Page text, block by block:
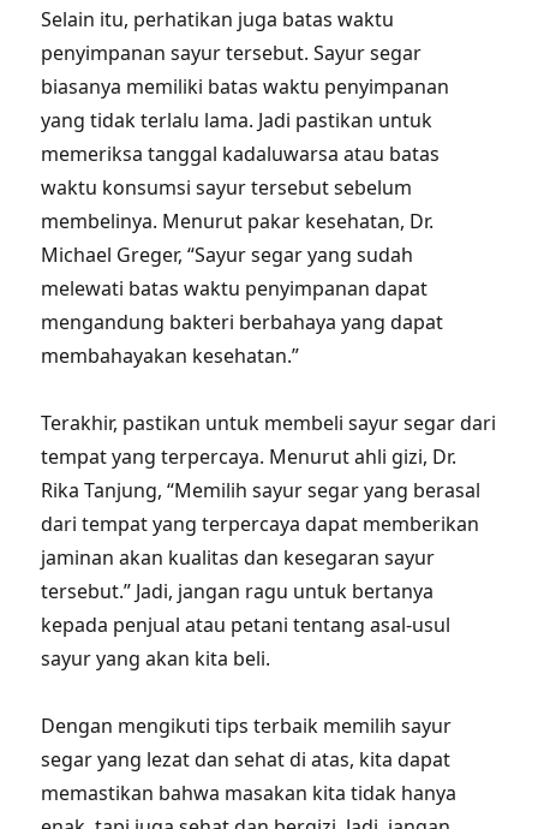
Selain itu, perhatikan juga batas waktu
penyimpanan sayur tersebut. Sayur segar
biasanya memiliki batas waktu penyimpanan
yang tidak terlalu lama. Jadi pastikan untuk
memeriksa tanggal kadaluwarsa atau batas
waktu konsumsi sayur tersebut sebelum
membelinya. Menurut pakar kesehatan, Dr.
Michael Greger, “Sayur segar yang sudah
melewati batas waktu penyimpanan dapat
mengandung bakteri berbahaya yang dapat
membahayakan kesehatan.”
Terakhir, pastikan untuk membeli sayur segar dari
tempat yang terpercaya. Menurut ahli gizi, Dr.
Rika Tanjung, “Memilih sayur segar yang berasal
dari tempat yang terpercaya dapat memberikan
jaminan akan kualitas dan kesegaran sayur
tersebut.” Jadi, jangan ragu untuk bertanya
kepada penjual atau petani tentang asal-usul
sayur yang akan kita beli.
Dengan mengikuti tips terbaik memilih sayur
segar yang lezat dan sehat di atas, kita dapat
memastikan bahwa masakan kita tidak hanya